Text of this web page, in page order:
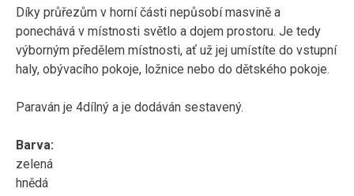
Díky průřezům v horní části nepůsobí masvině a
ponechává v místnosti světlo a dojem prostoru. Je tedy
výborným předělem místnosti, ať už jej umístíte do vstupní
haly, obývacího pokoje, ložnice nebo do dětského pokoje.
Paraván je 4dílný a je dodáván sestavený.
Barva:
zelená
hnědá